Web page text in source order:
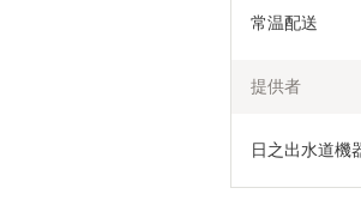
常温配送
提供者
日之出水道